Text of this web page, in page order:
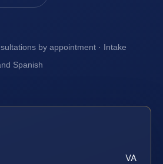
by appointment · Intake
Spanish
VA